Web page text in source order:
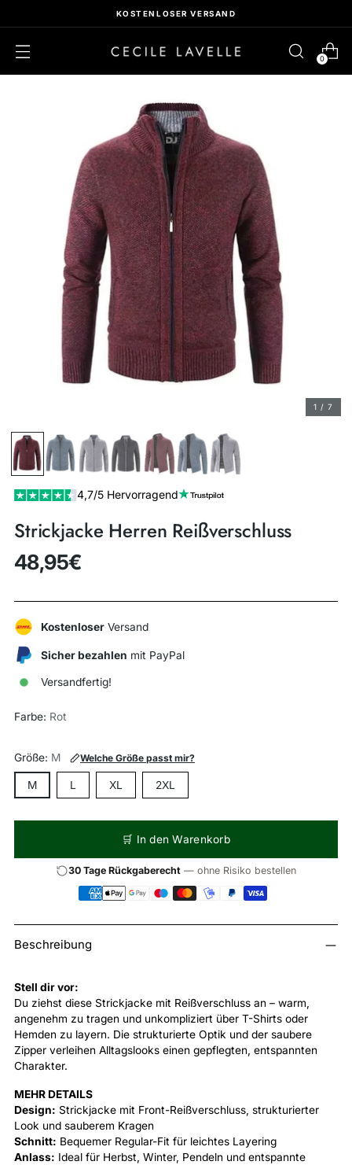
KOSTENLOSER VERSAND
0
1 / 7
4,7/5 Hervorragend
Strickjacke Herren Reißverschluss
Regulärer
48,95€
Kostenloser Versand
Sicher bezahlen mit PayPal
Versandfertig!
Farbe: Rot
Größe: M Welche Größe passt mir?
M L XL 2XL
🛒 In den Warenkorb
30 Tage Rückgaberecht — ohne Risiko bestellen
in
legen
Beschreibung
Stell dir vor:
Du ziehst diese Strickjacke mit Reißverschluss an – warm,
angenehm zu tragen und unkompliziert über T-Shirts oder
Hemden zu layern. Die strukturierte Optik und der saubere
Zipper verleihen Alltagslooks einen gepflegten, entspannten
Charakter.
MEHR DETAILS
Design: Strickjacke mit Front-Reißverschluss, strukturierter
Look und sauberem Kragen
Schnitt: Bequemer Regular-Fit für leichtes Layering
Anlass: Ideal für Herbst, Winter, Pendeln und entspannte